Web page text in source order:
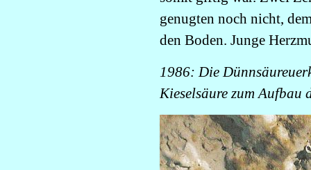
genugten noch nicht,
den Boden. Junge
1986: Die
Kieselsäure zum Aufbau